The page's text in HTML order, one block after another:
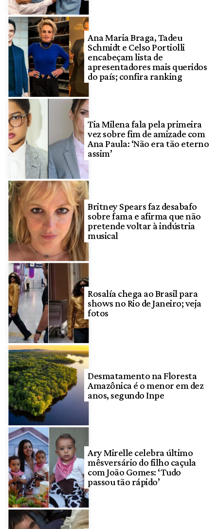
Ana Maria Braga, Tadeu
Schmidt e Celso Portiolli
encabeçam lista de
apresentadores mais queridos
do país; confira ranking
Tia Milena fala pela primeira
vez sobre fim de amizade com
Ana Paula: ‘Não era tão eterno
assim’
Britney Spears faz desabafo
sobre fama e afirma que não
pretende voltar à indústria
musical
Rosalía chega ao Brasil para
shows no Rio de Janeiro; veja
fotos
Desmatamento na Floresta
Amazônica é o menor em dez
anos, segundo Inpe
Ary Mirelle celebra último
mêsversário do filho caçula
com João Gomes: ‘Tudo
passou tão rápido’